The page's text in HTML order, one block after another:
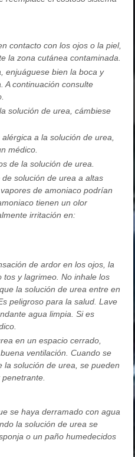
contacto con los ojos o la piel,
la zona cutánea contaminada.
enjuáguese bien la boca y
A continuación consulte
solución de urea, cámbiese
a la solución de urea,
médico.
de la solución de urea.
solución de urea a altas
de amoniaco podrían
tienen un olor
irritación en:
de ardor en los ojos, la
y lagrimeo. No inhale los
la solución de urea entre en
peligroso para la salud. Lave
agua limpia. Si es
en un espacio cerrado,
ventilación. Cuando se
la solución de urea, se pueden
se haya derramado con agua
la solución de urea se
o un paño humedecidos